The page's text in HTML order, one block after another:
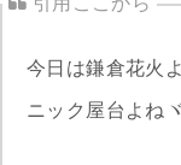
今日は鎌倉花火
ニック屋台よね